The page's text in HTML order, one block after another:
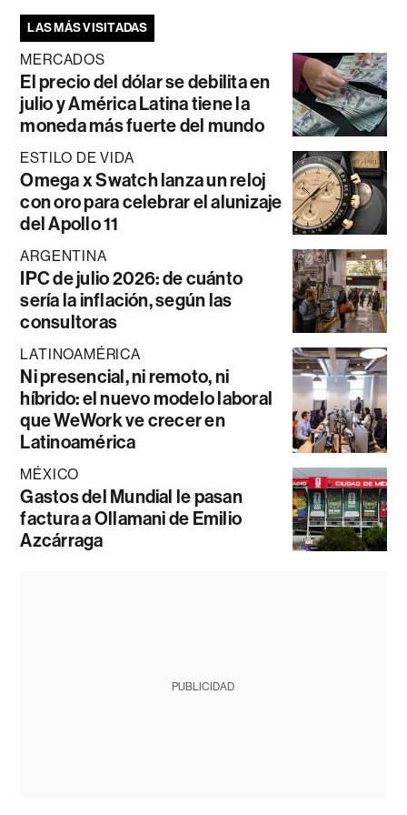
LAS MÁS VISITADAS
MERCADOS
El precio del dólar se debilita en
julio y América Latina tiene la
moneda más fuerte del mundo
ESTILO DE VIDA
Omega x Swatch lanza un reloj
con oro para celebrar el alunizaje
del Apollo 11
ARGENTINA
IPC de julio 2026: de cuánto
sería la inflación, según las
consultoras
LATINOAMÉRICA
Ni presencial, ni remoto, ni
híbrido: el nuevo modelo laboral
que WeWork ve crecer en
Latinoamérica
MÉXICO
Gastos del Mundial le pasan
factura a Ollamani de Emilio
Azcárraga
PUBLICIDAD